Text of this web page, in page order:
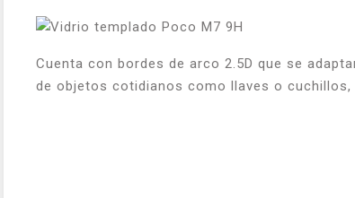
Cuenta con bordes de arco 2.5D que se
de objetos cotidianos como llaves o